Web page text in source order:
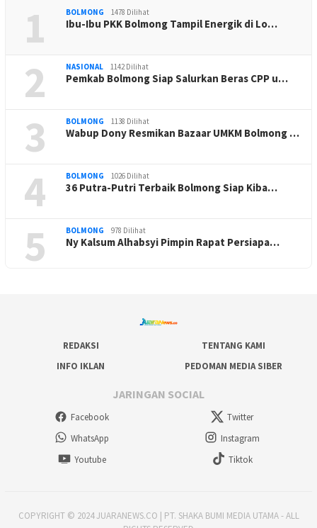
1 BOLMONG 1478 Dilihat
Ibu-Ibu PKK Bolmong Tampil Energik di Lo…
2 NASIONAL 1142 Dilihat
Pemkab Bolmong Siap Salurkan Beras CPP u…
3 BOLMONG 1138 Dilihat
Wabup Dony Resmikan Bazaar UMKM Bolmong …
4 BOLMONG 1026 Dilihat
36 Putra-Putri Terbaik Bolmong Siap Kiba…
5 BOLMONG 978 Dilihat
Ny Kalsum Alhabsyi Pimpin Rapat Persiapa…
REDAKSI
TENTANG KAMI
INFO IKLAN
PEDOMAN MEDIA SIBER
JARINGAN SOCIAL
Facebook
Twitter
WhatsApp
Instagram
Youtube
Tiktok
COPYRIGHT © 2024 JUARANEWS.CO | PT. SHAKA BUMI MEDIA UTAMA - ALL